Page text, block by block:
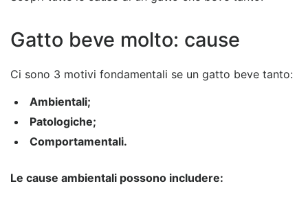
Gatto beve molto: cause
Ci sono 3 motivi fondamentali se un gatto beve tanto:
Ambientali;
Patologiche;
Comportamentali.
Le cause ambientali possono includere: